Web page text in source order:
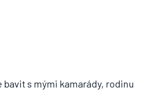
bavit s mými kamarády, rodinu